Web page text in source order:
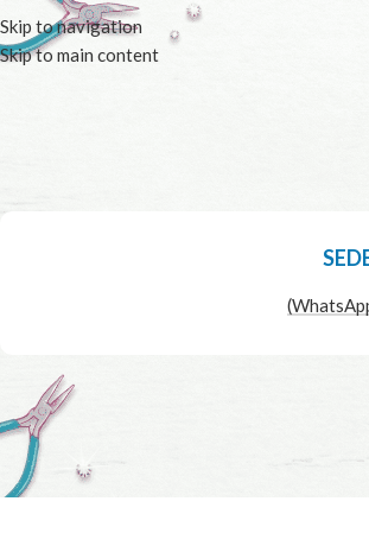
Skip to navigation
Skip to main content